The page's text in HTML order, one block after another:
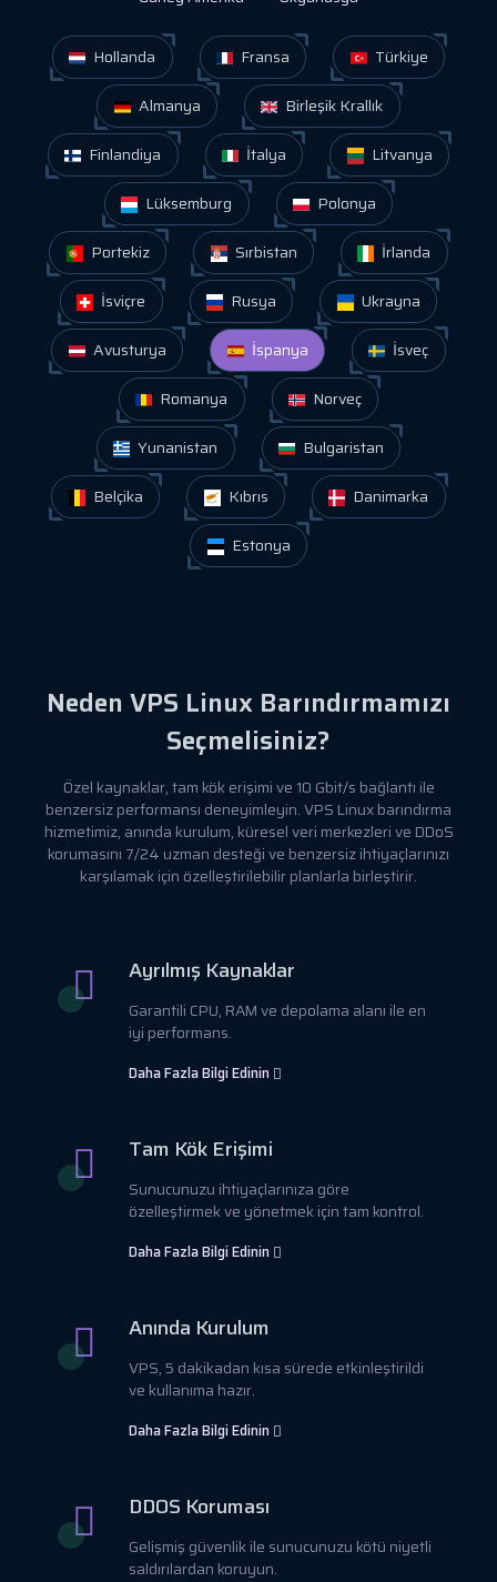
Hollanda Fransa
Türkiye
Almanya
Birleşik Krallık
Finlandiya
İtalya
Litvanya
Lüksemburg
Polonya
Portekiz
Sırbistan
İrlanda
İsviçre
Rusya
Ukrayna
Avusturya
İspanya
İsveç
Romanya
Norveç
Yunanistan
Bulgaristan
Belçika
Kıbrıs
Danimarka
Estonya
Neden VPS Linux Barındırmamızı
Seçmelisiniz?
Özel kaynaklar, tam kök erişimi ve 10 Gbit/s bağlantı ile
benzersiz performansı deneyimleyin. VPS Linux barındırma
hizmetimiz, anında kurulum, küresel veri merkezleri ve DDoS
korumasını 7/24 uzman desteği ve benzersiz ihtiyaçlarınızı
karşılamak için özelleştirilebilir planlarla birleştirir.
Ayrılmış Kaynaklar
Garantili CPU, RAM ve depolama alanı ile en
iyi performans.
Daha Fazla Bilgi Edinin
Tam Kök Erişimi
Sunucunuzu ihtiyaçlarınıza göre
özelleştirmek ve yönetmek için tam kontrol.
Daha Fazla Bilgi Edinin
Anında Kurulum
VPS, 5 dakikadan kısa sürede etkinleştirildi
ve kullanıma hazır.
Daha Fazla Bilgi Edinin
DDOS Koruması
Gelişmiş güvenlik ile sunucunuzu kötü niyetli
saldırılardan koruyun.